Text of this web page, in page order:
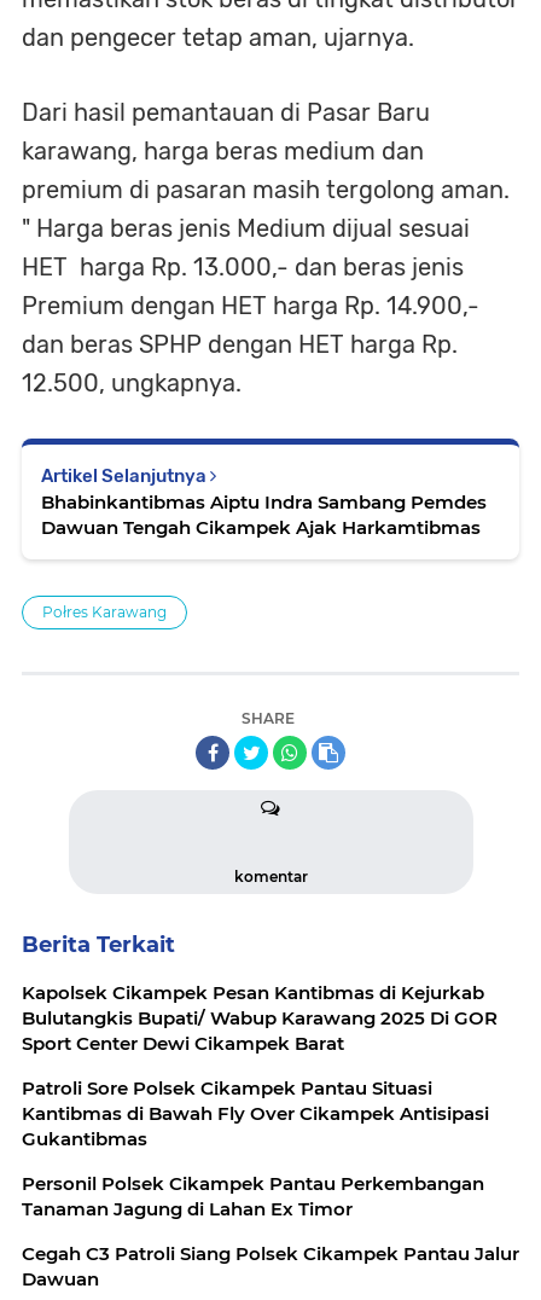
dan pengecer tetap aman, ujarnya.
Dari hasil pemantauan di Pasar Baru
karawang, harga beras medium dan
premium di pasaran masih tergolong aman.
" Harga beras jenis Medium dijual sesuai
HET harga Rp. 13.000,- dan beras jenis
Premium dengan HET harga Rp. 14.900,-
dan beras SPHP dengan HET harga Rp.
12.500, ungkapnya.
Artikel Selanjutnya
Bhabinkantibmas Aiptu Indra Sambang Pemdes
Dawuan Tengah Cikampek Ajak Harkamtibmas
Połres Karawang
SHARE
komentar
Berita Terkait
Kapolsek Cikampek Pesan Kantibmas di Kejurkab
Bulutangkis Bupati/ Wabup Karawang 2025 Di GOR
Sport Center Dewi Cikampek Barat
Patroli Sore Polsek Cikampek Pantau Situasi
Kantibmas di Bawah Fly Over Cikampek Antisipasi
Gukantibmas
Personil Polsek Cikampek Pantau Perkembangan
Tanaman Jagung di Lahan Ex Timor
Cegah C3 Patroli Siang Polsek Cikampek Pantau Jalur
Dawuan